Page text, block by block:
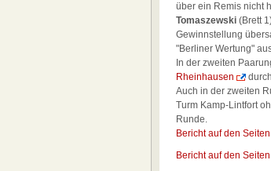
über ein Remis nicht
Tomaszewski (Brett
Gewinnstellung
"Berliner Wertung"
In der zweiten
Rheinhausen
Auch in der zweiten
Turm Kamp-Lintfort
Runde.
Bericht auf den
Bericht auf den